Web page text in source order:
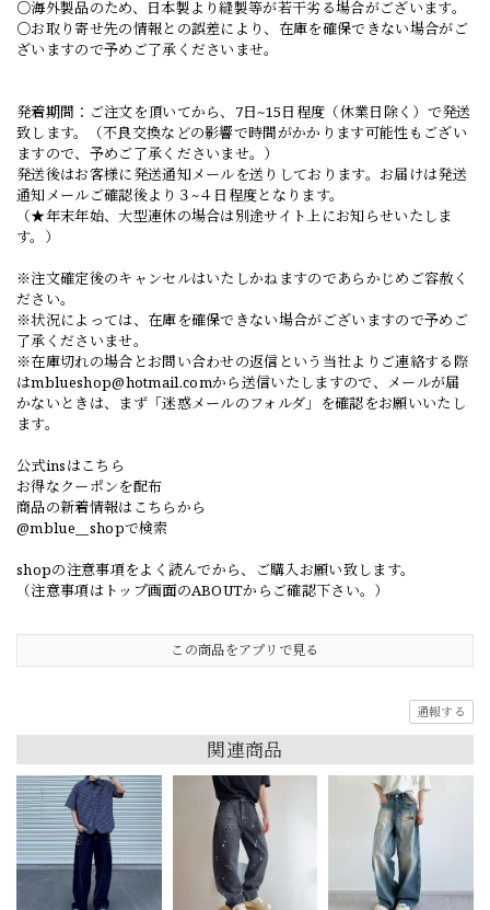
○海外製品のため、日本製より縫製等が若干劣る場合がございます。
○お取り寄せ先の情報との誤差により、在庫を確保できない場合がご
ざいますので予めご了承くださいませ。
発着期間：ご注文を頂いてから、7日~15日程度（休業日除く）で発送
致します。（不良交換などの影響で時間がかかります可能性もござい
ますので、予めご了承くださいませ。）
発送後はお客様に発送通知メールを送りしております。お届けは発送
通知メールご確認後より３~４日程度となります。
（★年末年始、大型連休の場合は別途サイト上にお知らせいたしま
す。）
※注文確定後のキャンセルはいたしかねますのであらかじめご容赦く
ださい。
※状況によっては、在庫を確保できない場合がございますので予めご
了承くださいませ。
※在庫切れの場合とお問い合わせの返信という当社よりご連絡する際
はmblueshop@hotmail.comから送信いたしますので、メールが届
かないときは、まず「迷惑メールのフォルダ」を確認をお願いいたし
ます。
公式insはこちら
お得なクーポンを配布
商品の新着情報はこちらから
@mblue__shopで検索
shopの注意事項をよく読んでから、ご購入お願い致します。
（注意事項はトップ画面のABOUTからご確認下さい。）
この商品をアプリで見る
通報する
関連商品